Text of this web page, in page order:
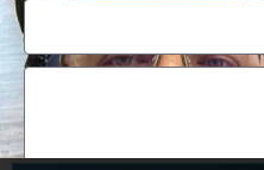
הם מתכון הכרחי
והיכולת